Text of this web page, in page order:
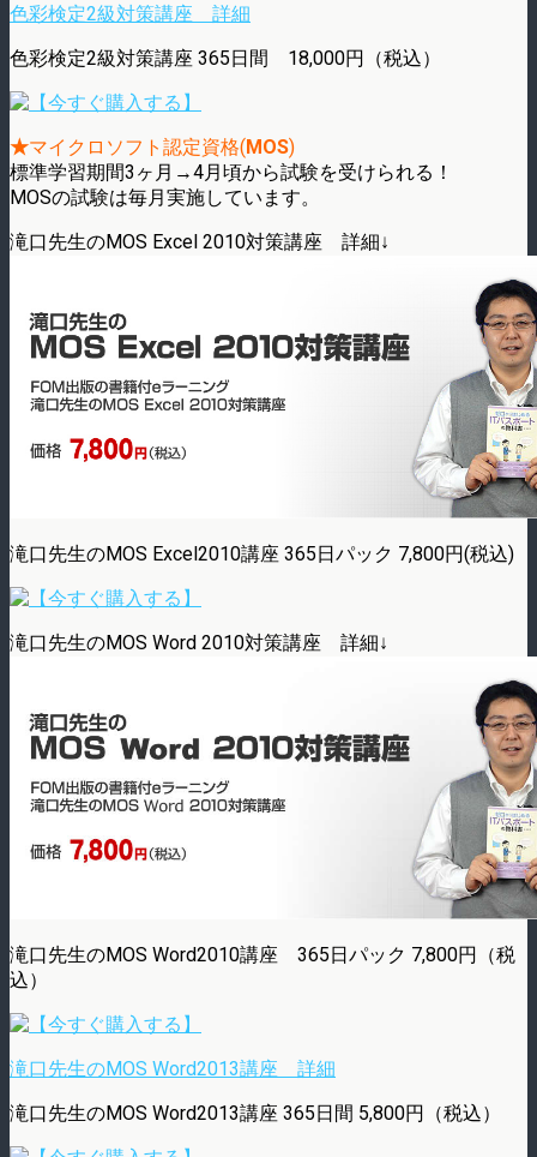
色彩検定2級対策講座 詳細
色彩検定2級対策講座 365日間 18,000円（税込）
★マイクロソフト認定資格(MOS)
標準学習期間3ヶ月→4月頃から試験を受けられる！
MOSの試験は毎月実施しています。
滝口先生のMOS Excel 2010対策講座 詳細↓
滝口先生のMOS Excel2010講座 365日パック 7,800円(税込)
滝口先生のMOS Word 2010対策講座 詳細↓
滝口先生のMOS Word2010講座 365日パック 7,800円（税
込）
滝口先生のMOS Word2013講座 詳細
滝口先生のMOS Word2013講座 365日間 5,800円（税込）